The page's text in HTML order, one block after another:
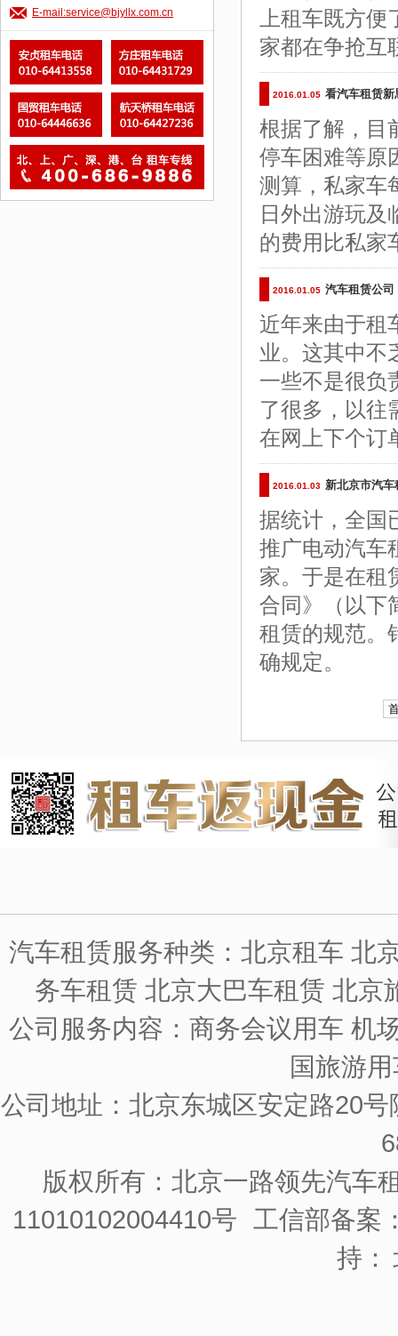
上租车既方
家都在争抢互
2016.01.05 看汽车租赁
根据了解，目
停车困难等原
测算，私家车
日外出游玩及
的费用比私家
2016.01.05 汽车租赁公
近年来由于租
业。这其中不
一些不是很负
了很多，以往
在网上下个订
2016.01.03 新北京市汽车
据统计，全国
推广电动汽车
家。于是在租
合同》（以下
租赁的规范。
确规定。
E-mail:service@bjyllx.com.cn
汽车租赁服务种类：北京租车 北
务车租赁 北京大巴车租赁 北京
公司服务内容：商务会议用车 机
国旅游
公司地址：北京东城区安定路20
版权所有：北京一路领先汽车
11010102004410号 工信部备案
持：